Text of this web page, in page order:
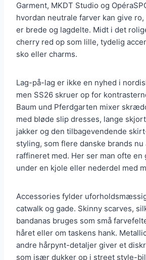
Garment, MKDT Studio og
hvordan neutrale farver kan give
er brede og lagdelte. Midt i det
cherry red op som lille, tydelig
sko eller charms.
Lag-på-lag er ikke en nyhed i
men SS26 skruer op for
Baum und Pferdgarten mixer
med bløde slip dresses, lange
jakker og den tilbagevendende
styling, som flere danske brands
raffineret med. Her ser man ofte en
under en kjole eller nederdel med
Accessories fylder
catwalk og gade. Skinny scarves,
bandanas bruges som små
håret eller om taskens hank.
andre hårpynt-detaljer giver et
som især dukker op i street style-